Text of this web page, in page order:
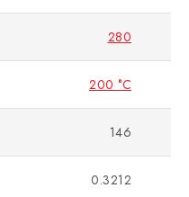
280
200 °C
146
0.3212